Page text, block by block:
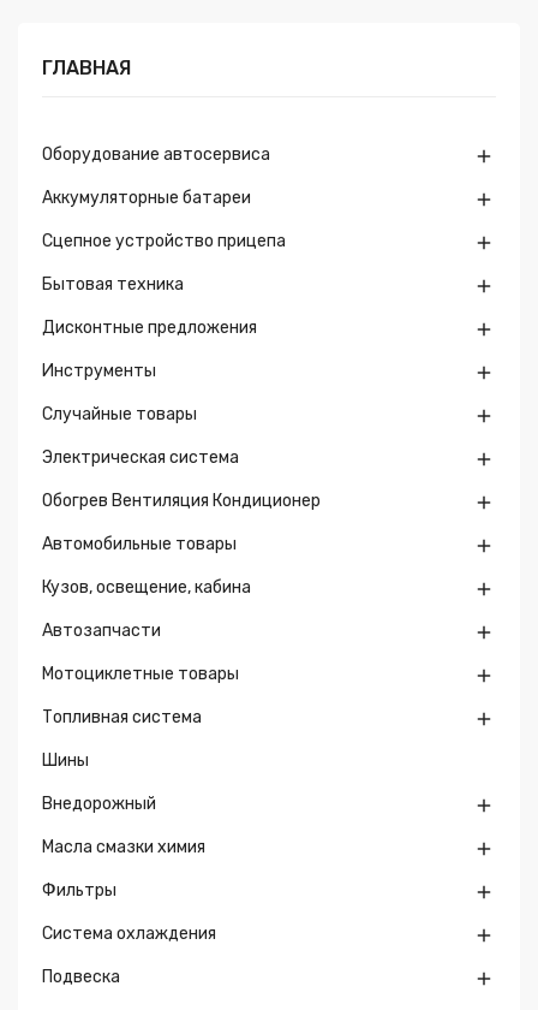
ГЛАВНАЯ
Оборудование автосервиса 
Аккумуляторные батареи 
Сцепное устройство прицепа 
Бытовая техника 
Дисконтные предложения 
Инструменты 
Случайные товары 
Электрическая система 
Обогрев Вентиляция Кондиционер 
Автомобильные товары 
Кузов, освещение, кабина 
Автозапчасти 
Мотоциклетные товары 
Топливная система 
Шины
Внедорожный 
Масла смазки химия 
Фильтры 
Система охлаждения 
Подвеска 